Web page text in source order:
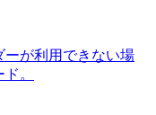
ーが利用できない場
。